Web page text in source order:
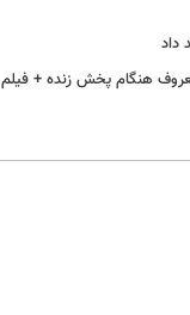
داد
هنگام پخش زنده + فیلم